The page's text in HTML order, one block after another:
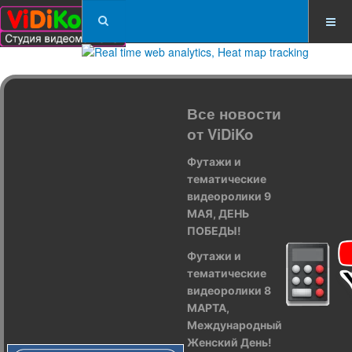
Все новости
от ViDiKo
Футажи и
тематические
видеоролики 9
МАЯ, ДЕНЬ
ПОБЕДЫ!
Футажи и
тематические
видеоролики 8
МАРТА,
Международный
Женский День!